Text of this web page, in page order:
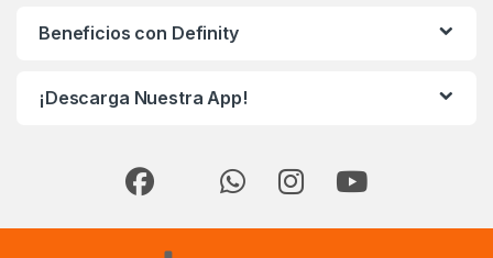
Beneficios con Definity
¡Descarga Nuestra App!